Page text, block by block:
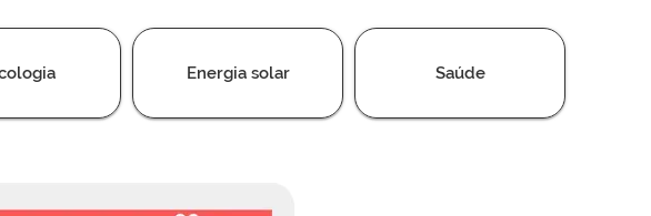
Energia solar Saúde